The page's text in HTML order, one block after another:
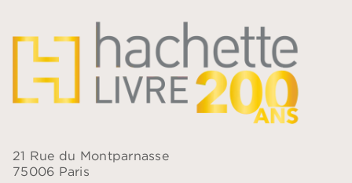
21 Rue du Montparnasse
75006 Paris